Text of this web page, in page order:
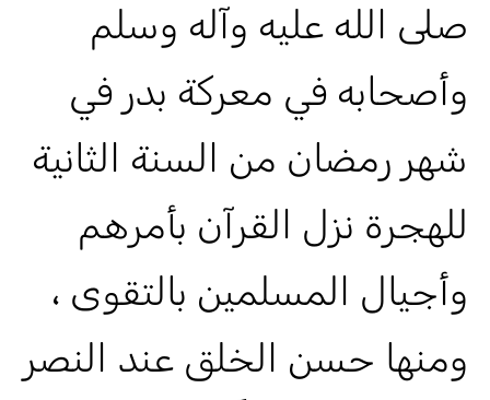
صلى الله عليه وآله وسلم
وأصحابه في معركة بدر في
شهر رمضان من السنة الثانية
للهجرة نزل القرآن بأمرهم
وأجيال المسلمين بالتقوى ،
ومنها حسن الخلق عند النصر